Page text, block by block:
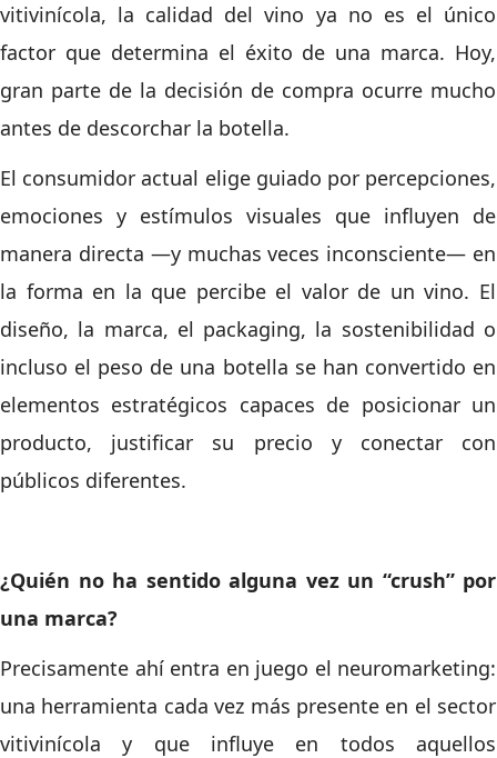
vitivinícola, la calidad del vino ya no es el único
factor que determina el éxito de una marca. Hoy,
gran parte de la decisión de compra ocurre mucho
antes de descorchar la botella.
El consumidor actual elige guiado por percepciones,
emociones y estímulos visuales que influyen de
manera directa —y muchas veces inconsciente— en
la forma en la que percibe el valor de un vino. El
diseño, la marca, el packaging, la sostenibilidad o
incluso el peso de una botella se han convertido en
elementos estratégicos capaces de posicionar un
producto, justificar su precio y conectar con
públicos diferentes.
¿Quién no ha sentido alguna vez un “crush” por
una marca?
Precisamente ahí entra en juego el neuromarketing:
una herramienta cada vez más presente en el sector
vitivinícola y que influye en todos aquellos